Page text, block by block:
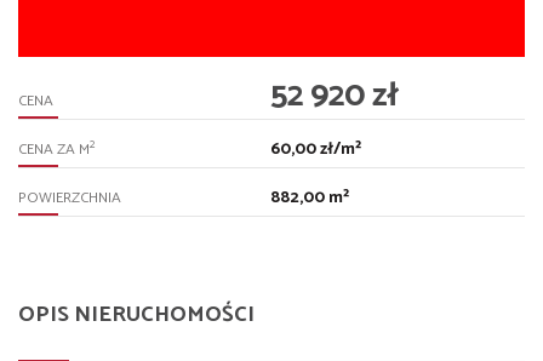
CENA 52 920 zł
CENA ZA M2 60,00 zł/m²
POWIERZCHNIA 882,00 m²
OPIS NIERUCHOMOŚCI